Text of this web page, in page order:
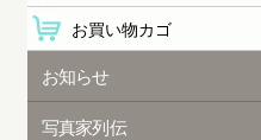
お買い物カゴ
お知らせ
写真家列伝